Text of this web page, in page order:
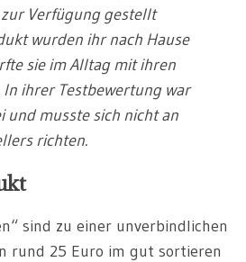
Verfügung gestellt
wurden ihr nach Hause
sie im Alltag mit ihren
ihrer Testbewertung war
und musste sich nicht an
richten.
sind zu einer unverbindlichen
rund 25 Euro im gut sortieren